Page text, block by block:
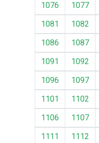
1076
1077
1081
1082
1086
1087
1091
1092
1096
1097
1101
1102
1106
1107
1111
1112